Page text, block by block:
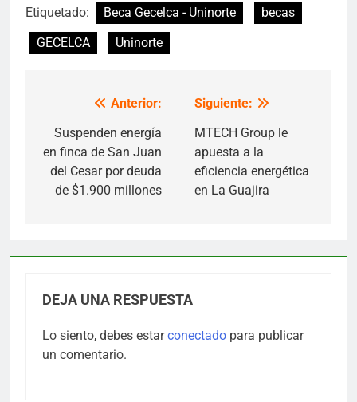
cons...
Etiquetado: Beca Gecelca - Uninorte
becas
GECELCA
Uninorte
Navegación
de
entradas
Anterior:
Suspenden energía
en finca de San Juan
del Cesar por deuda
de $1.900 millones
Siguiente:
MTECH Group le
apuesta a la
eficiencia energética
en La Guajira
DEJA UNA RESPUESTA
Lo siento, debes estarconectado para publicar
un comentario.